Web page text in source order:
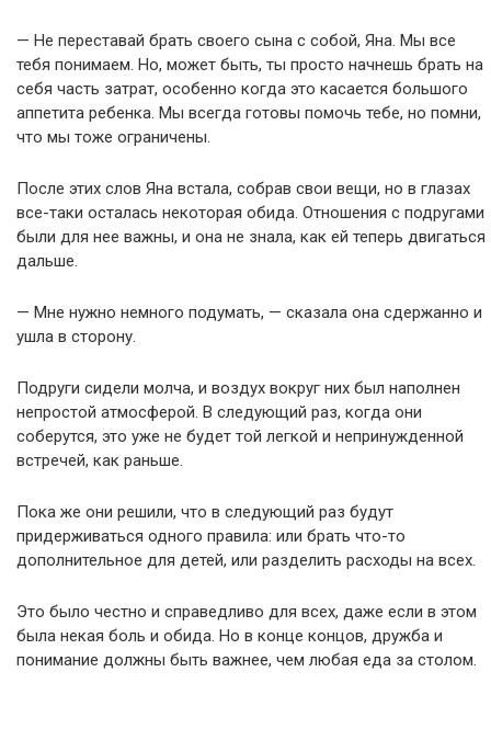
— Не переставай брать своего сына с собой, Яна. Мы все
тебя понимаем. Но, может быть, ты просто начнешь брать на
себя часть затрат, особенно когда это касается большого
аппетита ребенка. Мы всегда готовы помочь тебе, но помни,
что мы тоже ограничены.
После этих слов Яна встала, собрав свои вещи, но в глазах
все-таки осталась некоторая обида. Отношения с подругами
были для нее важны, и она не знала, как ей теперь двигаться
дальше.
— Мне нужно немного подумать, — сказала она сдержанно и
ушла в сторону.
Подруги сидели молча, и воздух вокруг них был наполнен
непростой атмосферой. В следующий раз, когда они
соберутся, это уже не будет той легкой и непринужденной
встречей, как раньше.
Пока же они решили, что в следующий раз будут
придерживаться одного правила: или брать что-то
дополнительное для детей, или разделить расходы на всех.
Это было честно и справедливо для всех, даже если в этом
была некая боль и обида. Но в конце концов, дружба и
понимание должны быть важнее, чем любая еда за столом.